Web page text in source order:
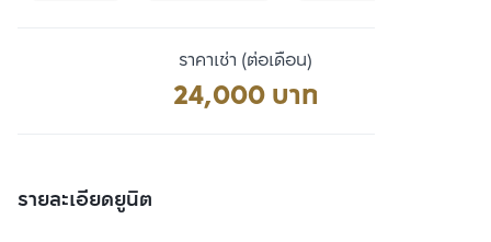
ราคาเช่า (ต่อเดือน)
24,000 บาท
รายละเอียดยูนิต